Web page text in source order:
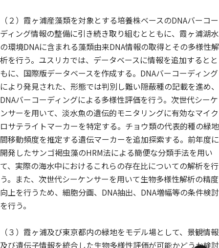
（２）霞ヶ浦産藻類を対象とする培養株ベースのDNAバーコー
ディング情報の整備に引き続き取り組むとともに、霞ヶ浦湖水
の環境DNAに含まれる藻類由来DNA情報の取得とその多様性解
析を行う。ユスリカでは、データベースに情報を追加するとと
もに、国際版データベースを作成する。DNAバーコーディング
により発見された、形態では判別し難い隠蔽種の記載を進め、
DNAバーコーディングによる多様性評価を行う。次世代シーケ
ンサーを用いて、淡水魚の遺伝的モニタリングに有効なマイク
ロサテライトマーカーを特定する。チョウ類の代表的種の緑地
間移動頻度を推定する遺伝マーカーを追加探索する。前年度に
開発したサンゴ褐虫藻のHRM法による簡便な分類手法を用い
て、実際の海水中におけるこれらの存在比についての解析を行
う。また、次世代シーケンサーを用いて生物多様性解析の精度
向上を行うため、細胞分画、DNA抽出、DNA増幅等の条件検討
を行う。
（３）霞ヶ浦及び東京都内の緑地をモデル場として、景観情報
及び遺伝子情報を統合した生物多様性評価が可能かどうか検討